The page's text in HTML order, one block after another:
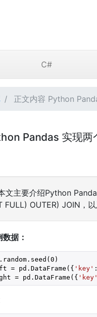
C#
正文内容 Python
Pandas 实现两
文主要介绍Python
FULL) OUTER) JOIN，
据：
= pd.DataFrame({ 'key'
= pd.DataFrame({ 'key'